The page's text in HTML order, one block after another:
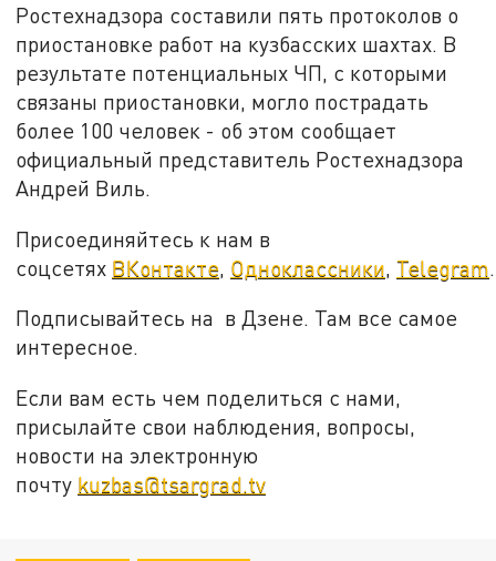
Ростехнадзора составили пять протоколов о
приостановке работ на кузбасских шахтах. В
результате потенциальных ЧП, с которыми
связаны приостановки, могло пострадать
более 100 человек - об этом сообщает
официальный представитель Ростехнадзора
Андрей Виль.
Присоединяйтесь к нам в
соцсетях ВКонтакте Одноклассники Telegram
Подписывайтесь на в Дзене. Там все самое
интересное.
Если вам есть чем поделиться с нами,
присылайте свои наблюдения, вопросы,
новости на электронную
почту kuzbas@tsargrad.tv